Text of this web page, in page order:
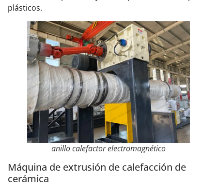
plásticos.
anillo calefactor electromagnético
Máquina de extrusión de calefacción de
cerámica